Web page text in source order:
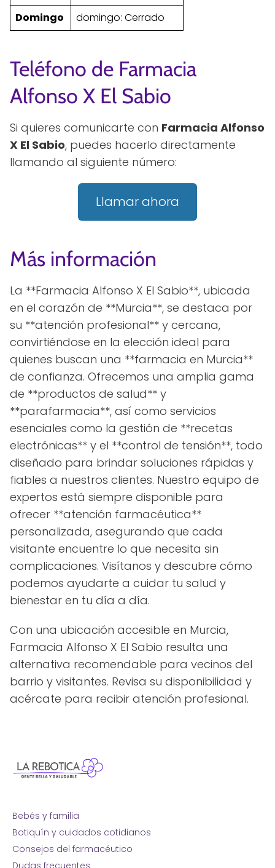
Domingo
domingo: Cerrado
Teléfono de Farmacia
Alfonso X El Sabio
Si quieres comunicarte con Farmacia Alfonso
X El Sabio, puedes hacerlo directamente
llamando al siguiente número:
Llamar ahora
Más información
La **Farmacia Alfonso X El Sabio**, ubicada
en el corazón de **Murcia**, se destaca por
su **atención profesional** y cercana,
convirtiéndose en la elección ideal para
quienes buscan una **farmacia en Murcia**
de confianza. Ofrecemos una amplia gama
de **productos de salud** y
**parafarmacia**, así como servicios
esenciales como la gestión de **recetas
electrónicas** y el **control de tensión**, todo
diseñado para brindar soluciones rápidas y
fiables a nuestros clientes. Nuestro equipo de
expertos está siempre disponible para
ofrecer **atención farmacéutica**
personalizada, asegurando que cada
visitante encuentre lo que necesita sin
complicaciones. Visítanos y descubre cómo
podemos ayudarte a cuidar tu salud y
bienestar en tu día a día.
Con una ubicación accesible en Murcia,
Farmacia Alfonso X El Sabio resulta una
alternativa recomendable para vecinos del
barrio y visitantes. Revisa su disponibilidad y
acércate para recibir atención profesional.
Bebés y familia
Botiquín y cuidados cotidianos
Consejos del farmacéutico
Dudas frecuentes